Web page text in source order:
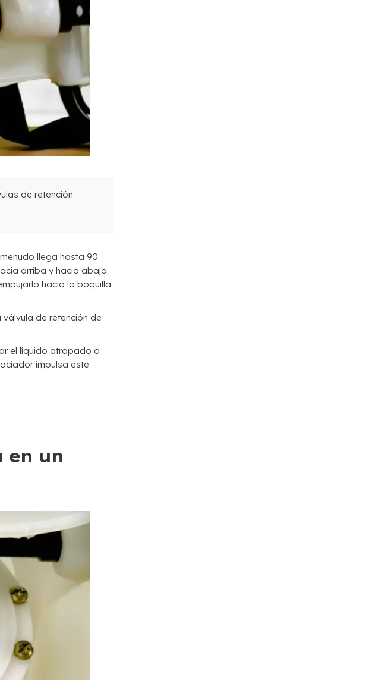
de retención
llega hasta 90
arriba y hacia abajo
hacia la boquilla
de retención de
el líquido atrapado a
impulsa este
en un